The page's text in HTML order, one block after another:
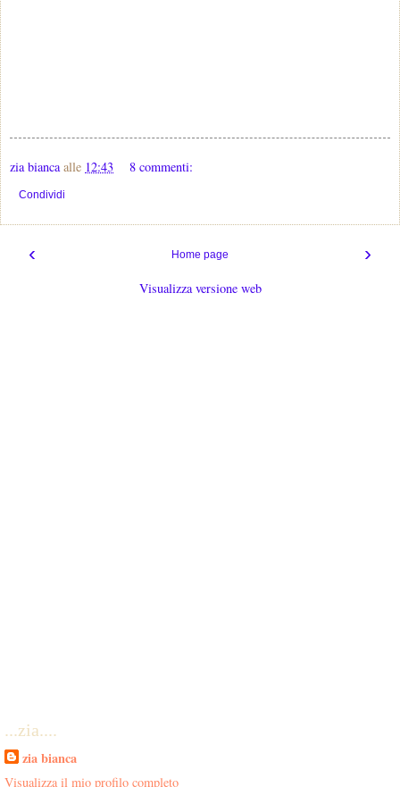
zia bianca alle 12:43 8 commenti:
Condividi
‹ ›
Home page
Visualizza versione web
...zia....
zia bianca
Visualizza il mio profilo completo